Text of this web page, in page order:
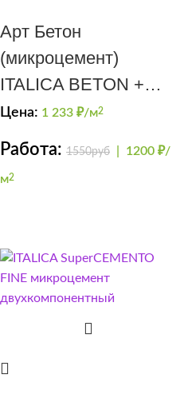
Арт Бетон
(микроцемент)
ITALICA BETON +
GRADIENTE +
FINISHMAT
Цена: 1 233 ₽/м2
Работа: 1550руб 1200 ₽/
м2